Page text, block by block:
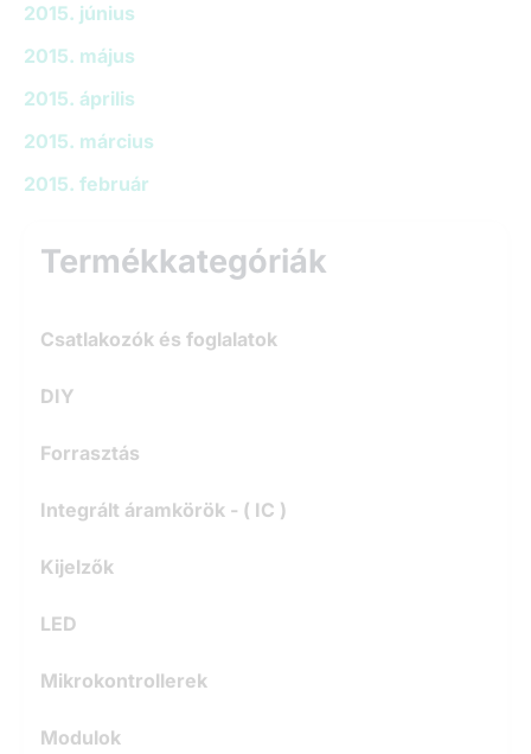
2015. június
2015. május
2015. április
2015. március
2015. február
Termékkategóriák
Csatlakozók és foglalatok
DIY
Forrasztás
Integrált áramkörök - ( IC )
Kijelzők
LED
Mikrokontrollerek
Modulok